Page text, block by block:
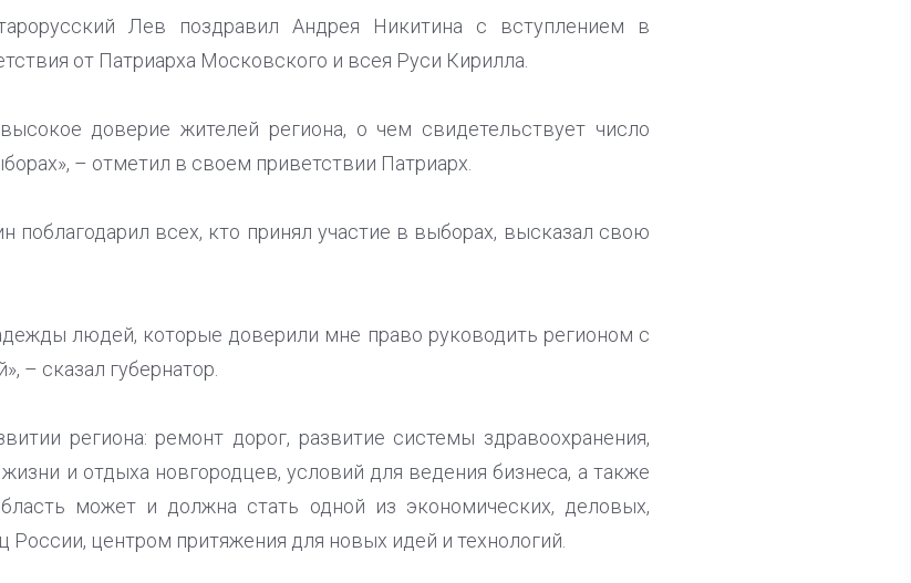
Лев поздравил Андрея Никитина с вступлением в
от Патриарха Московского и всея Руси Кирилла.
доверие жителей региона, о чем свидетельствует число
– отметил в своем приветствии Патриарх.
поблагодарил всех, кто принял участие в выборах, высказал свою
людей, которые доверили мне право руководить регионом с
– сказал губернатор.
региона: ремонт дорог, развитие системы здравоохранения,
и отдыха новгородцев, условий для ведения бизнеса, а также
может и должна стать одной из экономических, деловых,
России, центром притяжения для новых идей и технологий.